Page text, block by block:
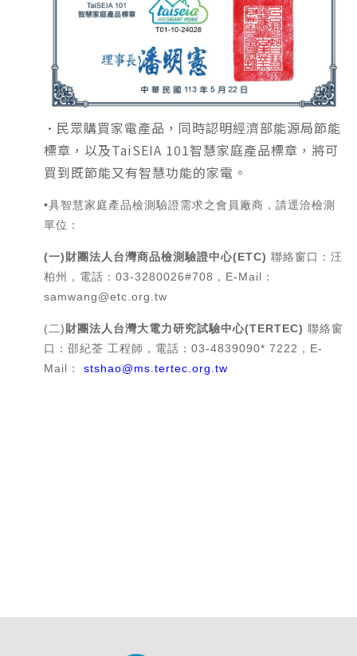
•民眾購買家電產品，同時認明經濟部能源局節能
標章，以及TaiSEIA 101智慧家庭產品標章，將可
買到既節能又有智慧功能的家電。
•具智慧家庭產品檢測驗證需求之會員廠商，請逕洽檢測
單位：
(一)財團法人台灣商品檢測驗證中心(ETC) 聯絡窗口：汪
柏州，電話：03-3280026#708，E-Mail：
samwang@etc.org.tw
(二) 財團法人台灣大電力研究試驗中心(TERTEC) 聯絡窗
口：邵紀荃 工程師，電話：03-4839090* 7222，E-
Mail： stshao@ms.tertec.org.tw